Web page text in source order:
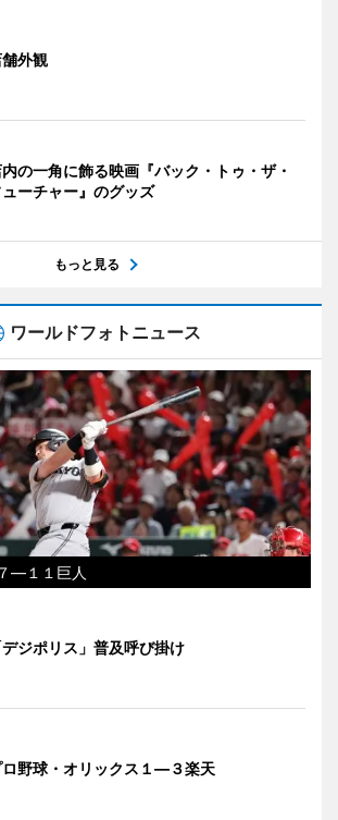
舗外観
内の一角に飾る映画『バック・トゥ・ザ・
ューチャー』のグッズ
もっと見る
ワールドフォトニュース
―１１巨人
デジポリス」普及呼び掛け
ロ野球・オリックス１―３楽天